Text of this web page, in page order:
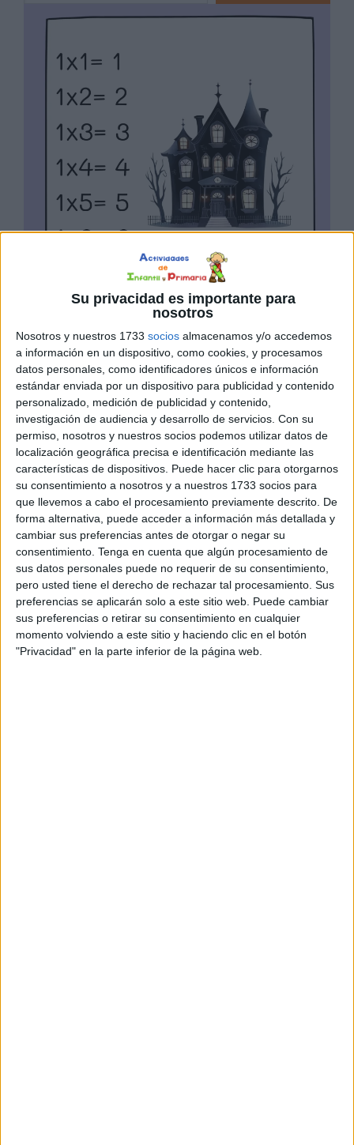
Su privacidad es importante para
nosotros
Nosotros y nuestros 1733 socios almacenamos y/o accedemos
a información en un dispositivo, como cookies, y procesamos
datos personales, como identificadores únicos e información
estándar enviada por un dispositivo para publicidad y contenido
personalizado, medición de publicidad y contenido,
investigación de audiencia y desarrollo de servicios. Con su
permiso, nosotros y nuestros socios podemos utilizar datos de
localización geográfica precisa e identificación mediante las
características de dispositivos. Puede hacer clic para otorgarnos
su consentimiento a nosotros y a nuestros 1733 socios para
que llevemos a cabo el procesamiento previamente descrito. De
forma alternativa, puede acceder a información más detallada y
cambiar sus preferencias antes de otorgar o negar su
consentimiento. Tenga en cuenta que algún procesamiento de
sus datos personales puede no requerir de su consentimiento,
pero usted tiene el derecho de rechazar tal procesamiento. Sus
preferencias se aplicarán solo a este sitio web. Puede cambiar
sus preferencias o retirar su consentimiento en cualquier
momento volviendo a este sitio y haciendo clic en el botón
"Privacidad" en la parte inferior de la página web.